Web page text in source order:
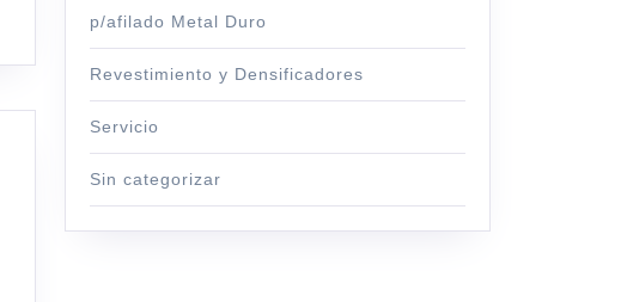
p/afilado Metal Duro
Revestimiento y Densificadores
Servicio
Sin categorizar